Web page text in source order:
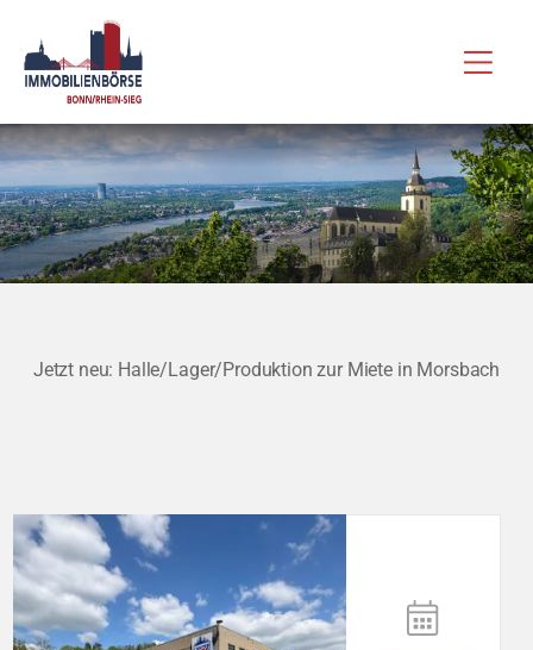
Inhalt
springen
Jetzt neu: Halle/Lager/Produktion zur Miete in Morsbach